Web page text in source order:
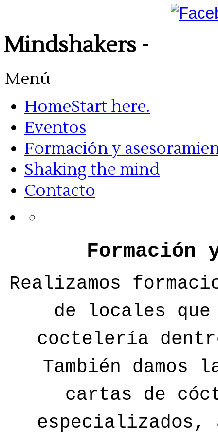
Mindshakers -
Menú
HomeStart here.
Eventos
Formación y
Shaking the mind
Contacto
Formación
Realizamos
de locales
coctelería
También
cartas de
especializados,